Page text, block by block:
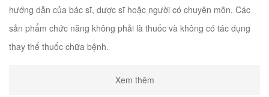
hướng dẫn của bác sĩ, dược sĩ hoặc người có chuyên môn. Các
sản phẩm chức năng không phải là thuốc và không có tác dụng
thay thế thuốc chữa bệnh.
Xem thêm